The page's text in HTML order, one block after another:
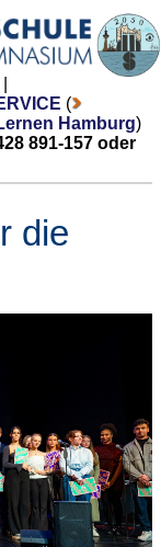
(
Hamburg)
891-157 oder
die